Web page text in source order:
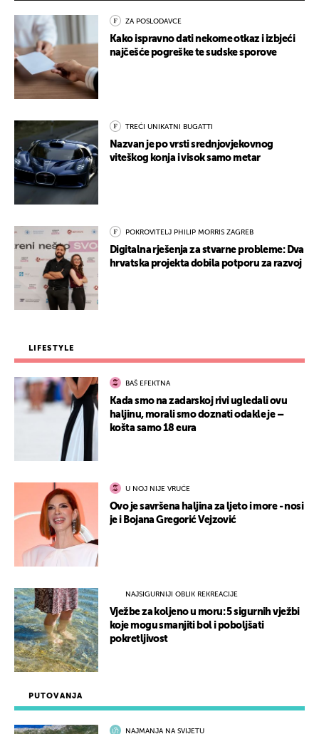
PUTOVANJA
NAJMANJA NA SVIJETU
ZA POSLODAVCE
Kako ispravno dati nekome otkaz i izbjeći
najčešće pogreške te sudske sporove
TREĆI UNIKATNI BUGATTI
Nazvan je po vrsti srednjovjekovnog
viteškog konja i visok samo metar
POKROVITELJ PHILIP MORRIS ZAGREB
Digitalna rješenja za stvarne probleme: Dva
hrvatska projekta dobila potporu za razvoj
LIFESTYLE
BAŠ EFEKTNA
Kada smo na zadarskoj rivi ugledali ovu
haljinu, morali smo doznati odakle je –
košta samo 18 eura
U NOJ NIJE VRUĆE
Ovo je savršena haljina za ljeto i more - nosi
je i Bojana Gregorić Vejzović
NAJSIGURNIJI OBLIK REKREACIJE
Vježbe za koljeno u moru: 5 sigurnih vježbi
koje mogu smanjiti bol i poboljšati
pokretljivost